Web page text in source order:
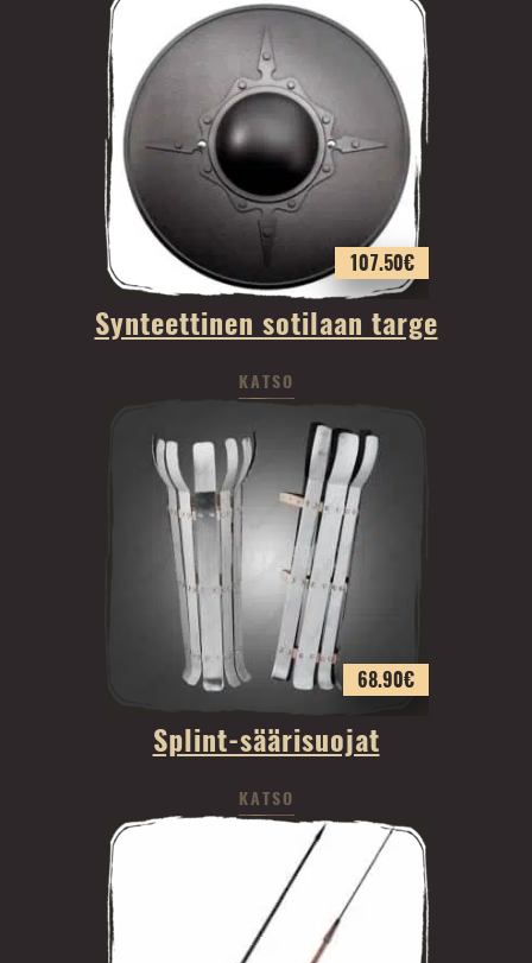
107.50€
Synteettinen sotilaan targe
KATSO
68.90€
Splint-säärisuojat
KATSO